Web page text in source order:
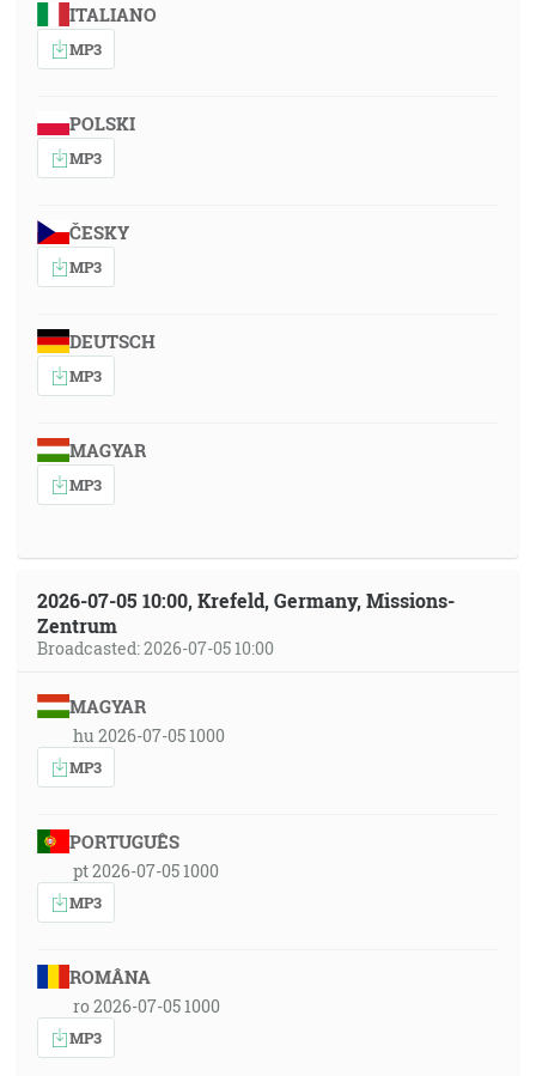
ITALIANO
MP3
POLSKI
MP3
ČESKY
MP3
DEUTSCH
MP3
MAGYAR
MP3
2026-07-05 10:00, Krefeld, Germany, Missions-
Zentrum
Broadcasted: 2026-07-05 10:00
MAGYAR
hu 2026-07-05 1000
MP3
PORTUGUÊS
pt 2026-07-05 1000
MP3
ROMÂNA
ro 2026-07-05 1000
MP3